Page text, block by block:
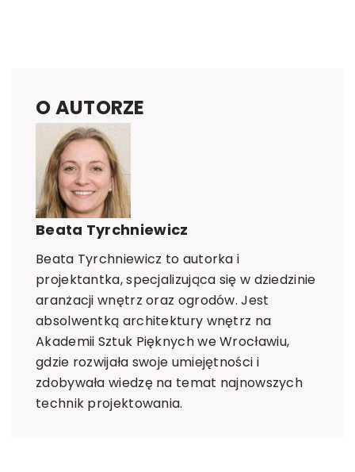
O AUTORZE
Beata Tyrchniewicz
Beata Tyrchniewicz to autorka i
projektantka, specjalizująca się w dziedzinie
aranżacji wnętrz oraz ogrodów. Jest
absolwentką architektury wnętrz na
Akademii Sztuk Pięknych we Wrocławiu,
gdzie rozwijała swoje umiejętności i
zdobywała wiedzę na temat najnowszych
technik projektowania.